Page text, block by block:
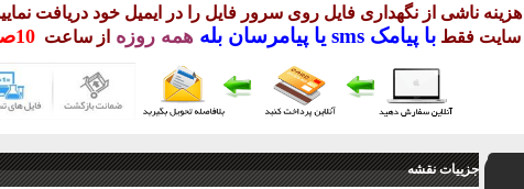
هزينه ناشی از نگهداری فايل روی سرور فايل را در ايميل خود دريافت
سايت فقط با پيامک sms يا پيامرسان بله همه روزه از ساعت 10
جزییات نقشه